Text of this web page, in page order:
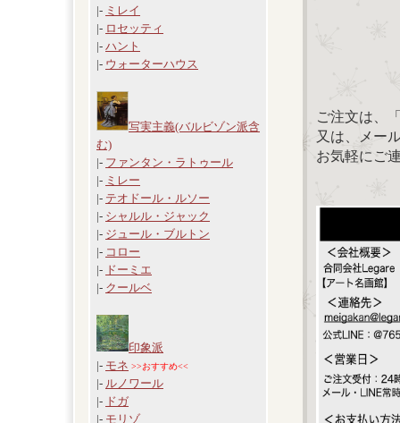
|- ミレイ
|- ロセッティ
|- ハント
|- ウォーターハウス
写実主義(バルビゾン派含
む)
|- ファンタン・ラトゥール
|- ミレー
|- テオドール・ルソー
|- シャルル・ジャック
|- ジュール・ブルトン
|- コロー
|- ドーミエ
|- クールベ
印象派
|- モネ >>おすすめ<<
|- ルノワール
|- ドガ
|- モリゾ
ご注文は、
又は、メー
お気軽にご